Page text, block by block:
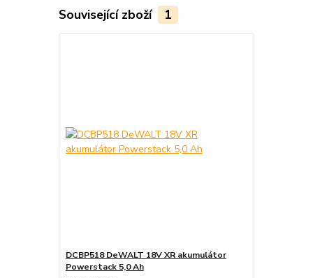
Související zboží 1
DCBP518 DeWALT 18V XR akumulátor
Powerstack 5,0 Ah